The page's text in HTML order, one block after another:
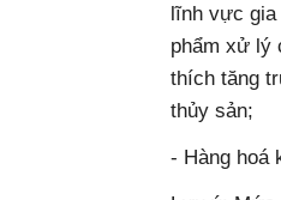
lĩnh vực gia
phẩm xử lý
thích tăng
thủy sản;
- Hàng hoá